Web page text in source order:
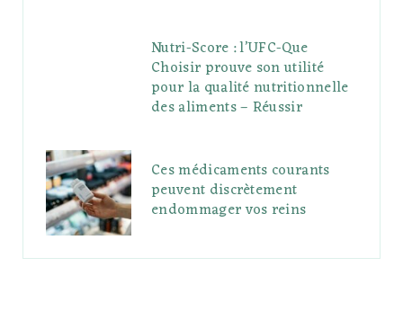
Nutri-Score : l’UFC-Que
Choisir prouve son utilité
pour la qualité nutritionnelle
des aliments – Réussir
Ces médicaments courants
peuvent discrètement
endommager vos reins